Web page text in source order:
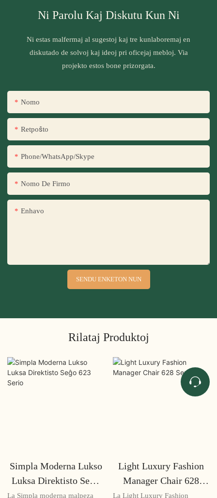
Ni Parolu Kaj Diskutu Kun Ni
Ni estas malfermaj al sugestoj kaj tre kunlaboremaj en
diskutado de solvoj kaj ideoj pri oficejaj mebloj. Via
projekto estos bone prizorgata.
Nomo
Retpoŝto
Phone/WhatsApp/Skype
Nomo De Firmo
Enhavo
SENDU ENKETON NUN
Rilataj Produktoj
Simpla Moderna Lukso
Luksa Direktisto Seĝo
623 Serio
La Simpla moderna malpeza
Light Luxury Fashion
Manager Chair 628
Serio
La Light Luxury Fashion